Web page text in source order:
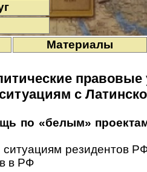
Материалы
правовые
с
по «белым»
резиден­тов
в РФ